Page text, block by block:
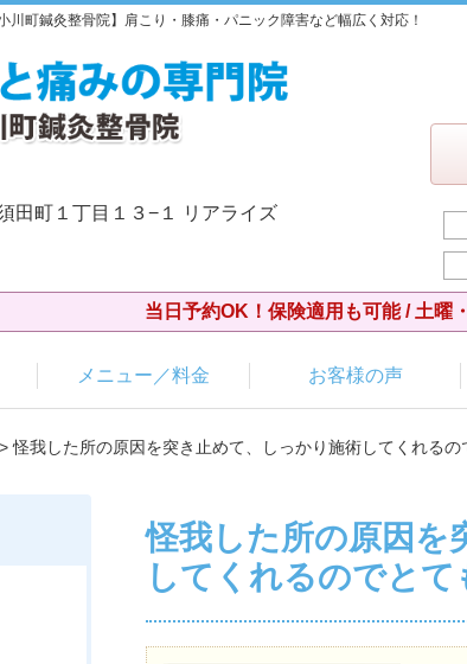
川町鍼灸整骨院】肩こり・膝痛・パニック障害など幅広く対応！
田町１丁目１３−１ リアライズ
当日予約OK！保険適用も可能 / 土曜
メニュー／料金 お客様の声
怪我した所の原因を突き止めて、しっかり施術してくれるの
怪我した所の原因を
してくれるのでと